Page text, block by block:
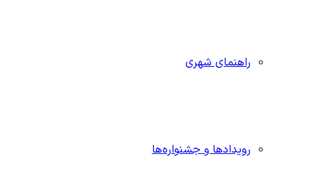
راهنمای شهری
رویدادها و جشنواره‌ها